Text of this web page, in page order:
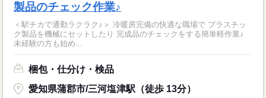
製品のチェック作業♪
＜駅チカで通勤ラクラク♪＞ 冷暖房完備の快適な職場で プラスチッ
ク製品を機械にセットしたり 完成品のチェックをする簡単軽作業♪
未経験の方も始め...
梱包・仕分け・検品
愛知県蒲郡市/三河塩津駅（徒歩 13分）